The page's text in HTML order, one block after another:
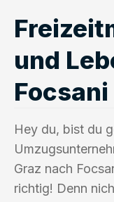
und
Focsani
Hey du, bist du
Graz nach
richtig! Denn